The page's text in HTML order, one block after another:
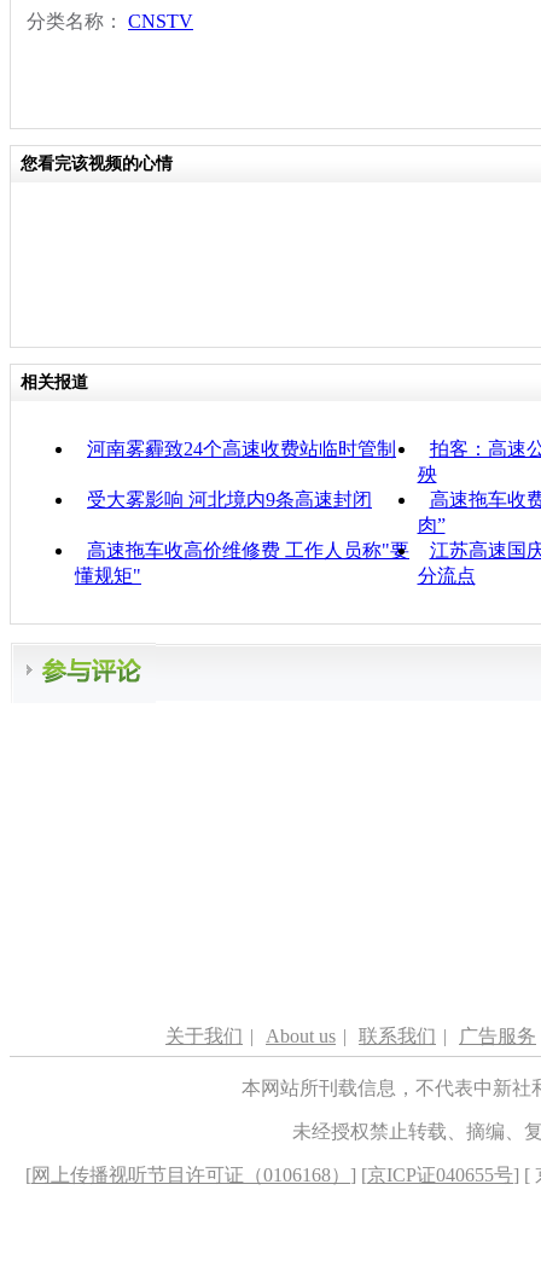
分类名称： CNSTV
您看完该视频的心情
相关报道
河南雾霾致24个高速收费站临时管制
拍客：高速
殃
受大雾影响 河北境内9条高速封闭
高速拖车收
肉”
高速拖车收高价维修费 工作人员称"要
懂规矩"
江苏高速国
分流点
关于我们 | About us | 联系我们 | 广告服务
本网站所刊载信息，不代表中新
未经授权禁止转载、摘编、
[网上传播视听节目许可证（0106168） ] [京ICP证040655号] [